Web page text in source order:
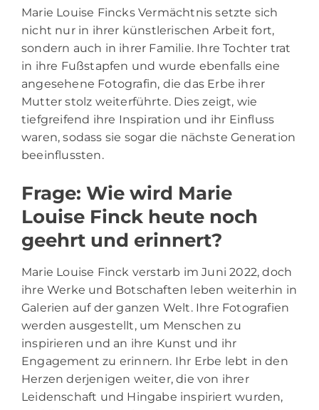
Marie Louise Fincks Vermächtnis setzte sich
nicht nur in ihrer künstlerischen Arbeit fort,
sondern auch in ihrer Familie. Ihre Tochter trat
in ihre Fußstapfen und wurde ebenfalls eine
angesehene Fotografin, die das Erbe ihrer
Mutter stolz weiterführte. Dies zeigt, wie
tiefgreifend ihre Inspiration und ihr Einfluss
waren, sodass sie sogar die nächste Generation
beeinflussten.
Frage: Wie wird Marie
Louise Finck heute noch
geehrt und erinnert?
Marie Louise Finck verstarb im Juni 2022, doch
ihre Werke und Botschaften leben weiterhin in
Galerien auf der ganzen Welt. Ihre Fotografien
werden ausgestellt, um Menschen zu
inspirieren und an ihre Kunst und ihr
Engagement zu erinnern. Ihr Erbe lebt in den
Herzen derjenigen weiter, die von ihrer
Leidenschaft und Hingabe inspiriert wurden,